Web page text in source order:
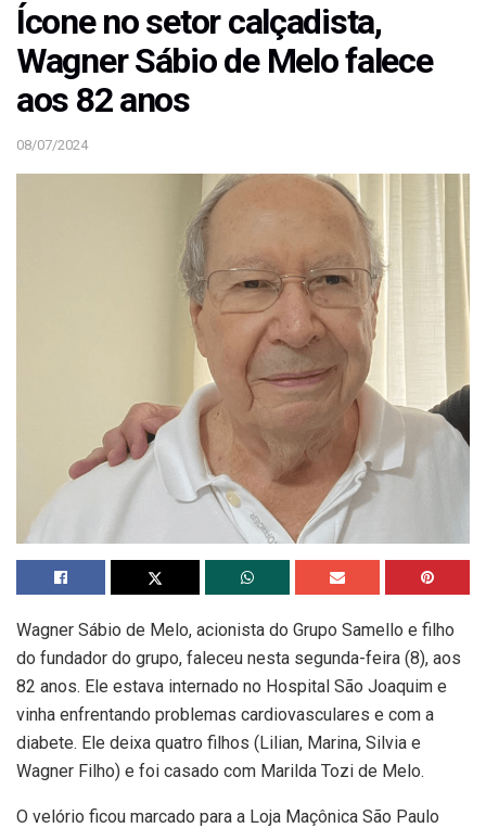
Ícone no setor calçadista,
Wagner Sábio de Melo falece
aos 82 anos
08/07/2024
Wagner Sábio de Melo, acionista do Grupo Samello e filho
do fundador do grupo, faleceu nesta segunda-feira (8), aos
82 anos. Ele estava internado no Hospital São Joaquim e
vinha enfrentando problemas cardiovasculares e com a
diabete. Ele deixa quatro filhos (Lilian, Marina, Silvia e
Wagner Filho) e foi casado com Marilda Tozi de Melo.
O velório ficou marcado para a Loja Maçônica São Paulo